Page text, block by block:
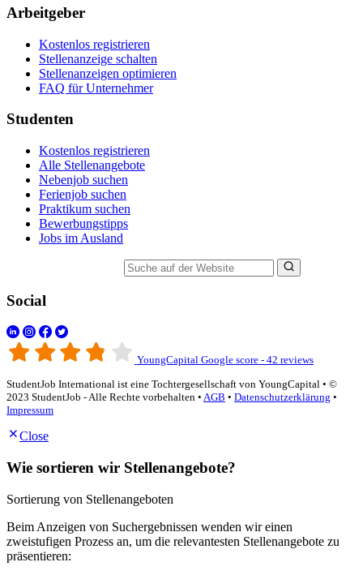
Arbeitgeber
Kostenlos registrieren
Stellenanzeige schalten
Stellenanzeigen optimieren
FAQ für Unternehmer
Studenten
Kostenlos registrieren
Alle Stellenangebote
Nebenjob suchen
Ferienjob suchen
Praktikum suchen
Bewerbungstipps
Jobs im Ausland
Social
YoungCapital Google score - 42 reviews
StudentJob International ist eine Tochtergesellschaft von YoungCapital • ©
2023 StudentJob - Alle Rechte vorbehalten • AGB • Datenschutzerklärung •
Impressum
Close
Wie sortieren wir Stellenangebote?
Sortierung von Stellenangeboten
Beim Anzeigen von Suchergebnissen wenden wir einen
zweistufigen Prozess an, um die relevantesten Stellenangebote zu
präsentieren: